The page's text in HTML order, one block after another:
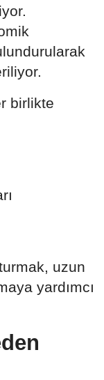
birlikte
uzun
yardımcı